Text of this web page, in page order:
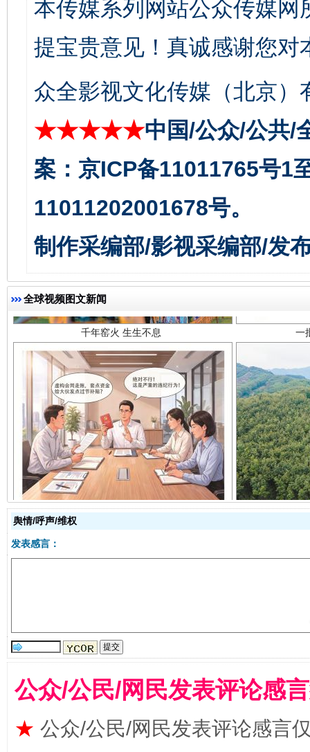
本传媒系列网站公众传媒
提宝贵意见！真诚感谢您
众全影视文化传媒（北京）
★★★★★中国/公众/公共/
案：京ICP备11011765号1
11011202001678号。
制作采编部/影视采编部/发
全球视频图文新闻
东山县通报“牛蛙产品抗生素超标问题”
千年窑火 生生不息 一
揭开“小金库”的免责幌子
舆情/呼声/维权
发表感言：
公众/公民/网民发表评论感
★ 公众/公民/网民发表评论感言